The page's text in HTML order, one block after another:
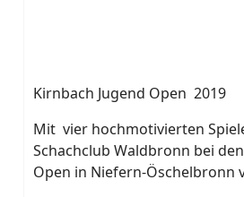
Kirnbach Jugend Open 2019
Mit vier hochmotivierten
Schachclub Waldbronn bei
Open in Niefern-Öschelbronn